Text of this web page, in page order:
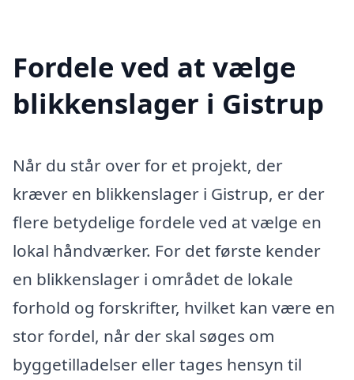
Fordele ved at vælge
blikkenslager i Gistrup
Når du står over for et projekt, der
kræver en blikkenslager i Gistrup, er der
flere betydelige fordele ved at vælge en
lokal håndværker. For det første kender
en blikkenslager i området de lokale
forhold og forskrifter, hvilket kan være en
stor fordel, når der skal søges om
byggetilladelser eller tages hensyn til